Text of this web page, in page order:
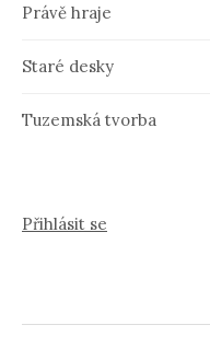
Právě hraje
Staré desky
Tuzemská tvorba
Přihlásit se